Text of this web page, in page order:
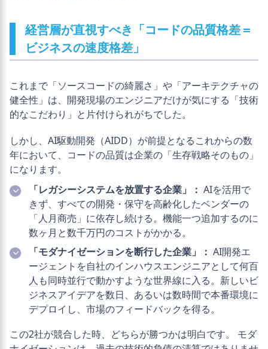
経営層が直視すべき「コードの品質格差＝
ビジネスの速度格差」
これまで「ソースコードの綺麗さ」や「アーキテクチャの
健全性」は、開発現場のエンジニアだけが気にする「技術
的なこだわり」と片付けられがちでした。
しかし、AI駆動開発（AIDD）が前提となるこれからの数
年において、コードの品質は企業の「生存戦略そのもの」
になります。
「レガシーシステムを放置する企業」： AIを活用で
きず、すべての開発・保守を高齢化したベンダーの
「人月商売」に依存し続ける。機能一つ追加するのに
数ヶ月と数千万円のコストがかかる。
「モダナイゼーションを断行した企業」： AI開発エ
ージェントを自社のインハウスエンジニアとして何百
人も同時並行で動かすような世界線に入る。新しいビ
ジネスアイデアを数日、あるいは数時間で本番環境に
デプロイし、市場のフィードバックを得る。
この2社が競合した時、どちらが勝つかは明白です。 モダ